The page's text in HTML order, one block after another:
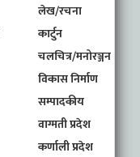
लेख/रचना
कार्टुन
चलचित्र/मनोरञ्जन
विकास निर्माण
सम्पादकीय
वाग्मती प्रदेश
कर्णाली प्रदेश